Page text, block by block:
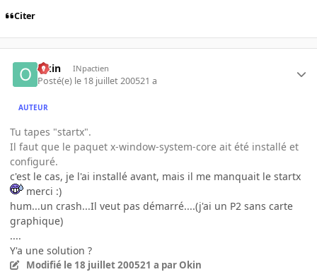
Citer
Okin INpactien
Posté(e) le 18 juillet 200521 a
AUTEUR
Tu tapes "startx".
Il faut que le paquet x-window-system-core ait été installé et
configuré.
c'est le cas, je l'ai installé avant, mais il me manquait le startx
merci :)
hum...un crash...Il veut pas démarré....(j'ai un P2 sans carte
graphique)
....
Y'a une solution ?
Modifié le 18 juillet 200521 a par Okin